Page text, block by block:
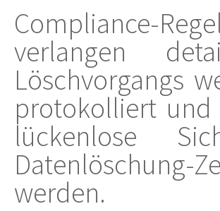
Compliance-
verlangen
Löschvorgangs
protokolliert und
lückenlose
werden.